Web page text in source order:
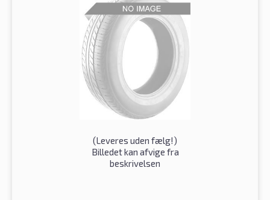
(Leveres uden fælg!)
Billedet kan afvige fra
beskrivelsen